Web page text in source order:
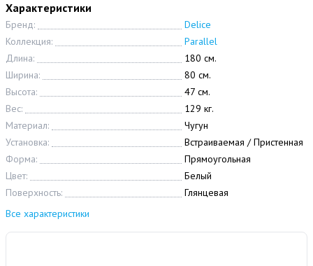
Характеристики
Бренд:
Delice
Коллекция:
Parallel
Длина:
180 см.
Ширина:
80 см.
Высота:
47 см.
Вес:
129 кг.
Материал:
Чугун
Установка:
Встраиваемая / Пристенная
Форма:
Прямоугольная
Цвет:
Белый
Поверхность:
Глянцевая
Все характеристики